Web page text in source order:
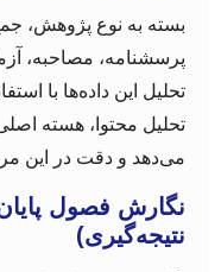
بسته به نوع پژوهش،
پرسشنامه، مصاحبه،
تحلیل این داده‌ها با
تحلیل محتوا، هسته
می‌دهد و دقت در این
نگارش فصول
نتیجه‌گیری)